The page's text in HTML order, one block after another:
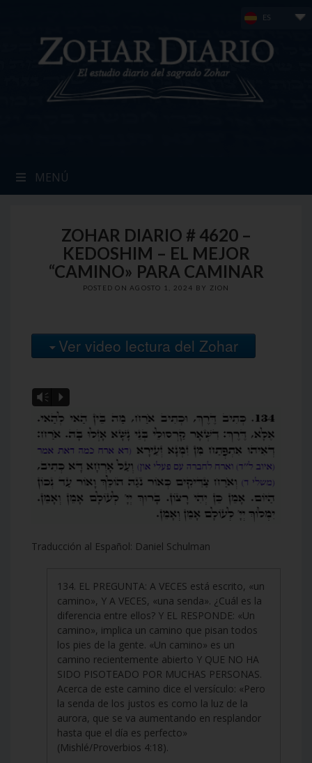
ES
MENÚ
ZOHAR DIARIO # 4620 –
KEDOSHIM – EL MEJOR
“CAMINO» PARA CAMINAR
POSTED ON AGOSTO 1, 2024 BY ZION
Ver video lectura del Zohar
Vm P
Traducción al Español: Daniel Schulman
134. EL PREGUNTA: A VECES está escrito, «un
camino», Y A VECES, «una senda». ¿Cuál es la
diferencia entre ellos? Y EL RESPONDE: «Un
camino», implica un camino que pisan todos
los pies de la gente. «Un camino» es un
camino recientemente abierto Y QUE NO HA
SIDO PISOTEADO POR MUCHAS PERSONAS.
Acerca de este camino dice el versículo: «Pero
la senda de los justos es como la luz de la
aurora, que se va aumentando en resplandor
hasta que el día es perfecto»
(Mishlé/Proverbios 4:18).